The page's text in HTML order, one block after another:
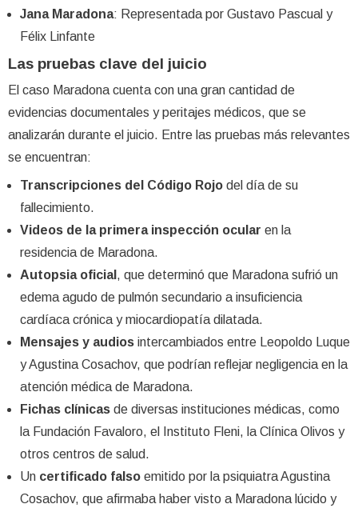
Jana Maradona: Representada por Gustavo Pascual y
Félix Linfante
Las pruebas clave del juicio
El caso Maradona cuenta con una gran cantidad de
evidencias documentales y peritajes médicos, que se
analizarán durante el juicio. Entre las pruebas más relevantes
se encuentran:
Transcripciones del Código Rojodel día de su
fallecimiento.
Videos de la primera inspección ocular en la
residencia de Maradona.
Autopsia oficial , que determinó que Maradona sufrió un
edema agudo de pulmón secundario a insuficiencia
cardíaca crónica y miocardiopatía dilatada.
Mensajes y audiosintercambiados entre Leopoldo Luque
y Agustina Cosachov, que podrían reflejar negligencia en la
atención médica de Maradona.
Fichas clínicasde diversas instituciones médicas, como
la Fundación Favaloro, el Instituto Fleni, la Clínica Olivos y
otros centros de salud.
Un certificado falsoemitido por la psiquiatra Agustina
Cosachov, que afirmaba haber visto a Maradona lúcido y